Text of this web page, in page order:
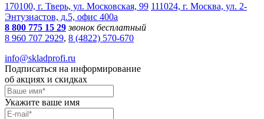
170100, г. Тверь, ул. Московская, 99 111024, г. Москва, ул. 2-
Энтузиастов, д.5, офис 400а
8 800 775 15 29 звонок бесплатный
8 960 707 2929, 8 (4822) 570-670
info@skladprofi.ru
Подписаться на информирование
об акциях и скидках
Укажите ваше имя